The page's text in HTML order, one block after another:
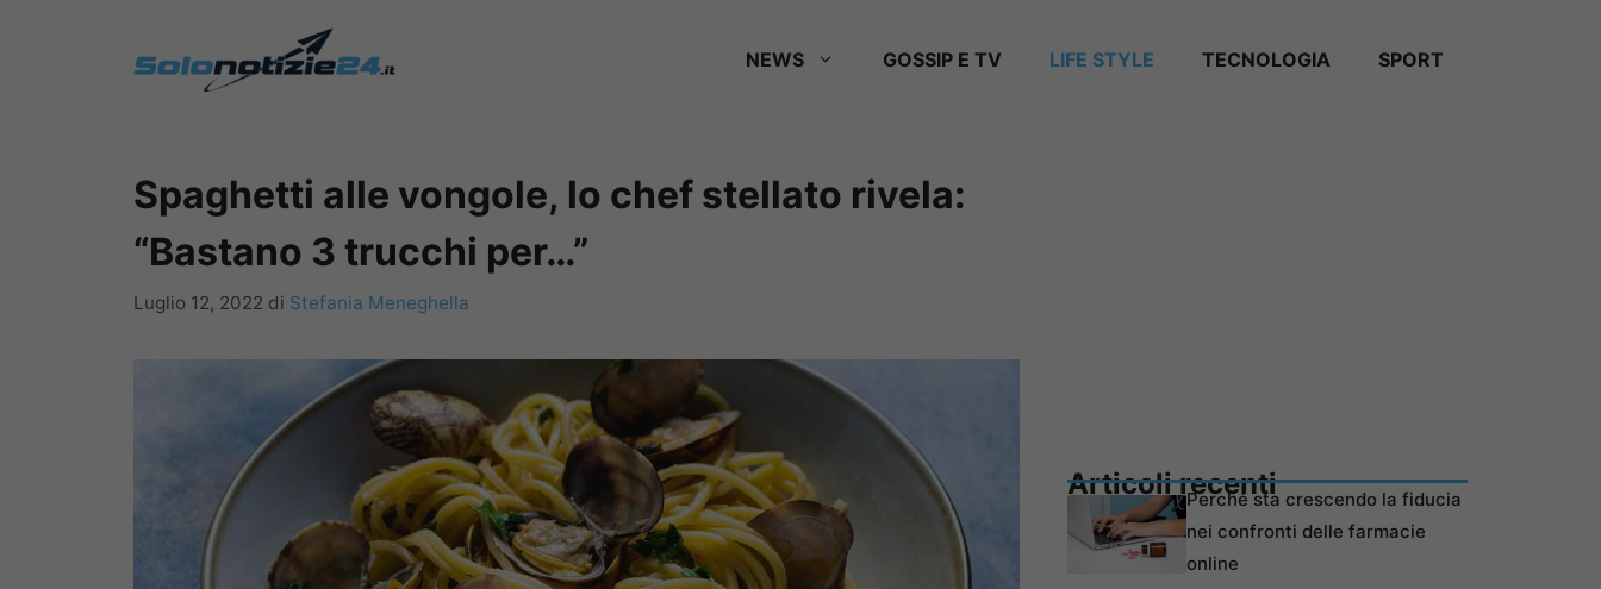
NEWS GOSSIP E TV LIFE STYLE TECNOLOGIA SPORT
Spaghetti alle vongole, lo chef stellato rivela:
“Bastano 3 trucchi per…”
Luglio 12, 2022 di Stefania Meneghella
Articoli recentiPerché sta crescendo la fiducia
nei confronti delle farmacie
online